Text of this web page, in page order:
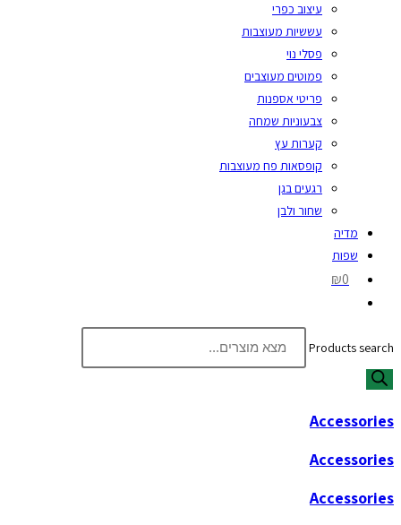
עיצוב כפרי
עששיות מעוצבות
פסלי נוי
פמוטים מעוצבים
פריטי אספנות
צבעוניות שמחה
קערות עץ
קופסאות פח מעוצבות
רגעים בגן
שחור ולבן
מדיה
שפות
₪0
Products search
Accessories
Accessories
Accessories